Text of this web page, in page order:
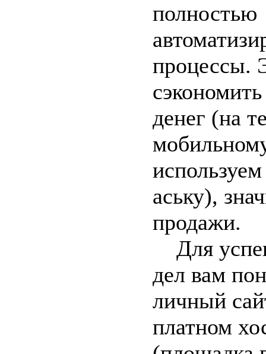
полностью
процессы.
денег (на
аську),
продажи.
Для
дел вам
личный
платном